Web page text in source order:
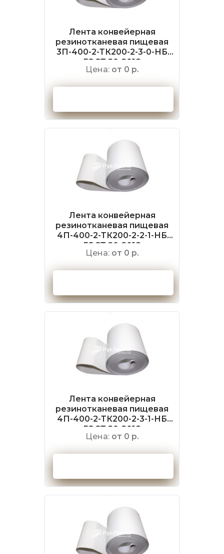
Лента конвейерная
резинотканевая пищевая
3П-400-2-ТК200-2-3-0-НБ
ГОСТ 20-2018
Цена: от 0 р.
Лента конвейерная
резинотканевая пищевая
4П-400-2-ТК200-2-2-1-НБ
ГОСТ 20-2018
Цена: от 0 р.
Лента конвейерная
резинотканевая пищевая
4П-400-2-ТК200-2-3-1-НБ
ГОСТ 20-2018
Цена: от 0 р.